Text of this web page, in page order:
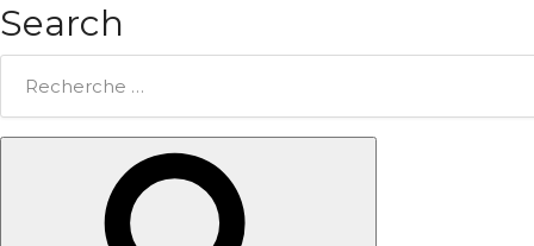
Search